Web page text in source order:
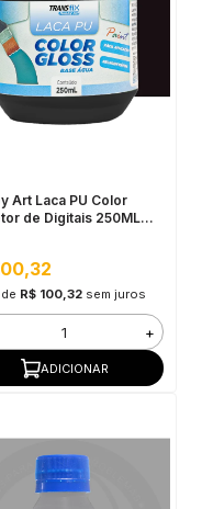
Art Laca PU Color
de Digitais 250ML
R$ 100,32 sem juros
+
ADICIONAR